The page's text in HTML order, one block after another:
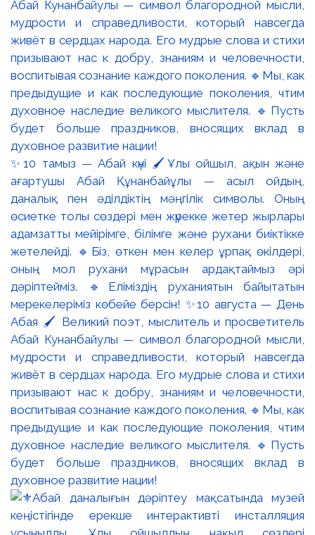
✨10 тамыз — Абай күні 🖌️Ұлы ойшыл, ақын және
ағартушы Абай Құнанбайұлы — асыл ойдың,
даналық пен әділдіктің мәңгілік символы. Оның
өсиетке толы сөздері мен жүрекке жетер жырлары
адамзатты мейірімге, білімге және рухани биіктікке
жетелейді. 🔹Біз, өткен мен келер ұрпақ өкілдері,
оның мол рухани мұрасын ардақтаймыз әрі
дәріптейміз. 🔹Еліміздің руханиятын байытатын
мерекелеріміз көбейе берсін! ✨10 августа — День
Абая 🖌️ Великий поэт, мыслитель и просветитель
Абай Кунанбайулы — символ благородной мысли,
мудрости и справедливости, который навсегда
живёт в сердцах народа. Его мудрые слова и стихи
призывают нас к добру, знаниям и человечности,
воспитывая сознание каждого поколения. 🔹Мы, как
предыдущие и как последующие поколения, чтим
духовное наследие великого мыслителя. 🔹Пусть
будет больше праздников, вносящих вклад в
духовное развитие нации!